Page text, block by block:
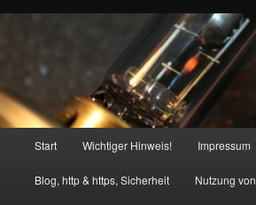
Start Wichtiger Hinweis! Impressum
Blog, http & https, Sicherheit Nutzung